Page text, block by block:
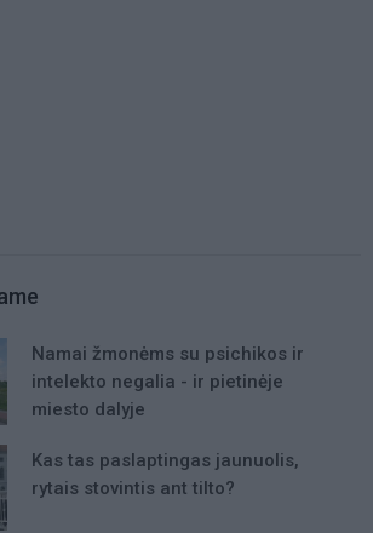
Namai žmonėms su psichikos ir
intelekto negalia - ir pietinėje
miesto dalyje
Kas tas paslaptingas jaunuolis,
rytais stovintis ant tilto?